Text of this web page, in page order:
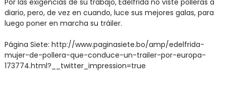
Por las exigencias de su trabajo, Edelfrida no viste polleras a
diario, pero, de vez en cuando, luce sus mejores galas, para
luego poner en marcha su tráiler.
Página Siete: http://www.paginasiete.bo/amp/edelfrida-
mujer-de-pollera-que-conduce-un-trailer-por-europa-
173774.html?__twitter_impression=true